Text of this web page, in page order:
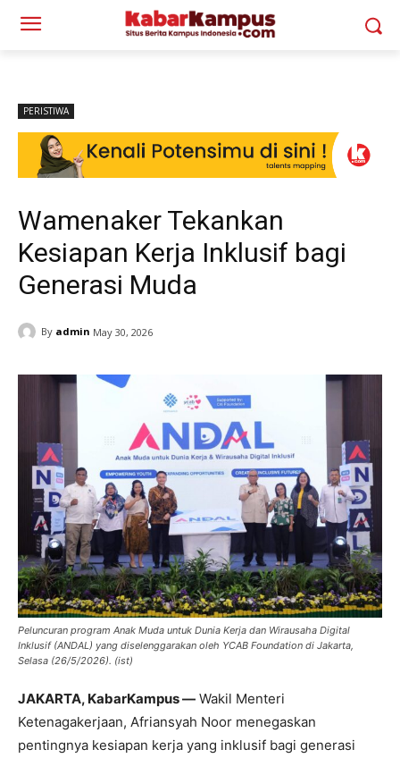
PERISTIWA
Wamenaker Tekankan
Kesiapan Kerja Inklusif bagi
Generasi Muda
By admin May 30, 2026
Peluncuran program Anak Muda untuk Dunia Kerja dan Wirausaha Digital
Inklusif (ANDAL) yang diselenggarakan oleh YCAB Foundation di Jakarta,
Selasa (26/5/2026). (ist)
JAKARTA, KabarKampus — Wakil Menteri
Ketenagakerjaan, Afriansyah Noor menegaskan
pentingnya kesiapan kerja yang inklusif bagi generasi